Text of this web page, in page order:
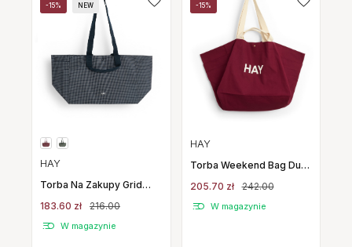
-15% NEW
HAY
Torba Na Zakupy Grid
Ciemnoniebieska Hay
183.60 zł 216.00
W magazynie
-15%
HAY
Torba Weekend Bag Duża
205.70 zł 242.00
W magazynie